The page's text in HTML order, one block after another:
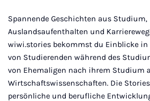
Spannende Geschichten aus Studium,
Auslandsaufenthalten und
wiwi.stories bekommst du Einblicke in
von Studierenden während des
von Ehemaligen nach ihrem Studium
Wirtschaftswissenschaften. Die
persönliche und berufliche